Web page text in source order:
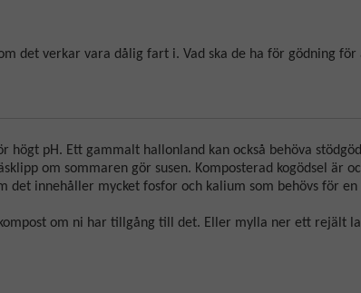
det verkar vara dålig fart i. Vad ska de ha för gödning för
pH. Ett gammalt hallonland kan också behöva
om sommaren gör susen. Komposterad kogödsel är
det innehåller mycket fosfor och kalium som behövs för
om ni har tillgång till det. Eller mylla ner ett rejält